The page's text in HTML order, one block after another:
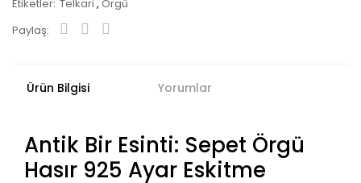
Etiketler Telkari , Örgü
Paylaş:
Ürün Bilgisi Yorumlar
Antik Bir Esinti: Sepet Örgü
Hasır 925 Ayar Eskitme